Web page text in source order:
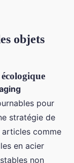
objets
pour
stratégie de
articles comme
en acier
non